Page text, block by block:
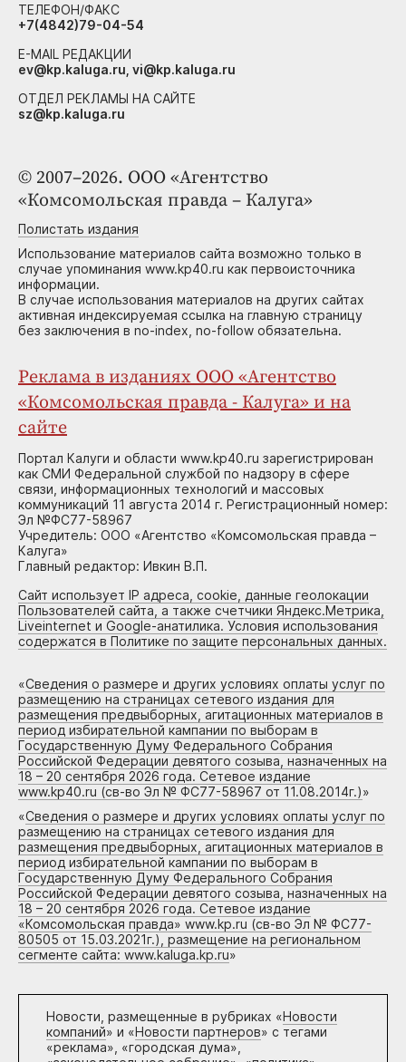
© 2007–2026. ООО «Агентство
«Комсомольская правда – Калуга»
Полистать издания
Использование материалов сайта возможно только в
случае упоминания www.kp40.ru как первоисточника
информации.
В случае использования материалов на других сайтах
активная индексируемая ссылка на главную страницу
без заключения в no-index, no-follow обязательна.
Реклама в изданиях ООО «Агентство
«Комсомольская правда - Калуга» и на
сайте
Портал Калуги и области www.kp40.ru зарегистрирован
как СМИ Федеральной службой по надзору в сфере
связи, информационных технологий и массовых
коммуникаций 11 августа 2014 г. Регистрационный номер:
Эл №ФС77-58967
Учредитель: ООО «Агентство «Комсомольская правда –
Калуга»
Главный редактор: Ивкин В.П.
Сайт использует IP адреса, cookie, данные геолокации
Пользователей сайта, а также счетчики Яндекс.Метрика,
Liveinternet и Google-анатилика. Условия использования
содержатся в Политике по защите персональных данных.
«Сведения о размере и других условиях оплаты услуг по
размещению на страницах сетевого издания для
размещения предвыборных, агитационных материалов в
период избирательной кампании по выборам в
Государственную Думу Федерального Собрания
Российской Федерации девятого созыва, назначенных на
18 – 20 сентября 2026 года. Сетевое издание
www.kp40.ru (св-во Эл № ФС77-58967 от 11.08.2014г.)»
«Сведения о размере и других условиях оплаты услуг по
размещению на страницах сетевого издания для
размещения предвыборных, агитационных материалов в
период избирательной кампании по выборам в
Государственную Думу Федерального Собрания
Российской Федерации девятого созыва, назначенных на
18 – 20 сентября 2026 года. Сетевое издание
«Комсомольская правда» www.kp.ru (св-во Эл № ФС77-
80505 от 15.03.2021г.), размещение на региональном
сегменте сайта: www.kaluga.kp.ru»
Новости, размещенные в рубриках «Новости
компаний» и «Новости партнеров» с тегами
«реклама», «городская дума»,
ТЕЛЕФОН/ФАКС
+7(4842)79-04-54
E-MAIL РЕДАКЦИИ
ev@kp.kaluga.ru, vi@kp.kaluga.ru
ОТДЕЛ РЕКЛАМЫ НА САЙТЕ
sz@kp.kaluga.ru